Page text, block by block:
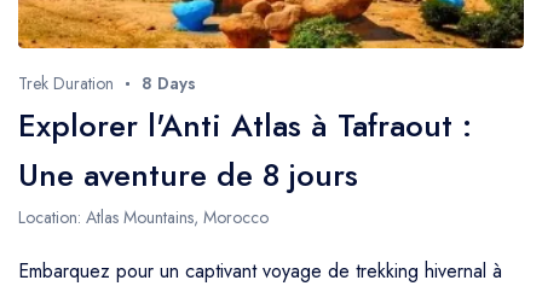
Trek Duration 8 Days
Explorer l'Anti Atlas à Tafraout :
Une aventure de 8 jours
Location: Atlas Mountains, Morocco
Embarquez pour un captivant voyage de trekking hivernal à